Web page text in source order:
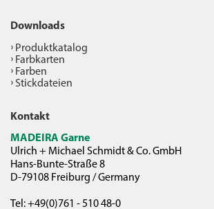
Downloads
Produktkatalog
Farbkarten
Farben
Stickdateien
Kontakt
MADEIRA Garne
Ulrich + Michael Schmidt & Co. GmbH
Hans-Bunte-Straße 8
D-79108 Freiburg / Germany
Tel: +49(0)761 - 510 48-0